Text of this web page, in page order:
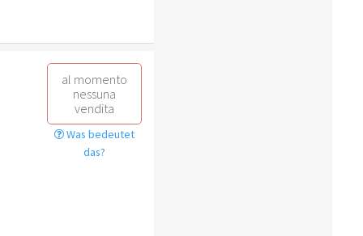
al momento
nessuna
vendita
Was bedeutet
das?